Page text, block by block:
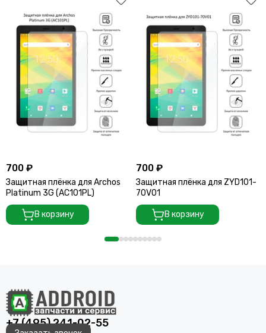
700 ₽
Защитная плёнка для Archos
Platinum 3G (AC101PL)
В корзину
700 ₽
Защитная плёнка для ZYD101-
70V01
В корзину
+7 (495) 241-02-55